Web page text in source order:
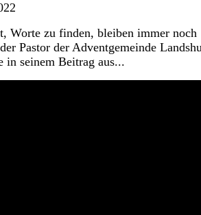
Worte zu finden, bleiben immer noch
Pastor der Adventgemeinde
in seinem Beitrag aus...